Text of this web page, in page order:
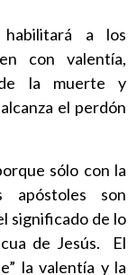
a los
con valentía,
la muerte y
el perdón
sólo con la
apóstoles son
significado de lo
de Jesús. El
la valentía y la